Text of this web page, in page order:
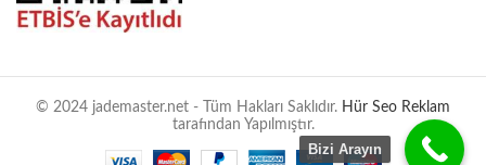
© 2024 jademaster.net - Tüm Hakları Saklıdır. Hür Seo Reklam
tarafından Yapılmıştır.
Bizi Arayın